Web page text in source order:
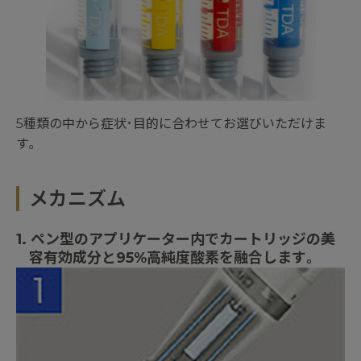
5種類の中から症状･目的に合わせてお選びいただけま
す｡
メカニズム
1. ペン型のアプリケーター内でカートリッジの美
容有効成分と95%高純度酸素を融合します｡